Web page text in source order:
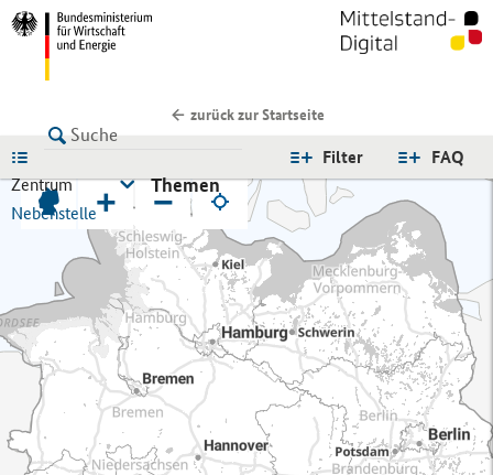
zurück zur Startseite
FAQ
Filter
Zentrum
Nebenstelle
Themen
+ −